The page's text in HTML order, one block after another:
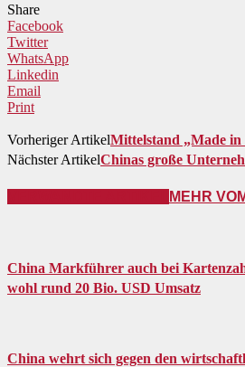
Share
Facebook
Twitter
WhatsApp
Linkedin
Email
Print
Vorheriger ArtikelMittelstand „Made in
Nächster ArtikelChinas große
MEHR
China Markführer auch bei
wohl rund 20 Bio. USD Umsatz
China wehrt sich gegen den